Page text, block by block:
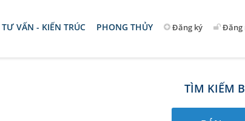
TƯ VẤN - KIẾN TRÚC PHONG THỦY Đăng ký Đăng
TÌM KIẾM